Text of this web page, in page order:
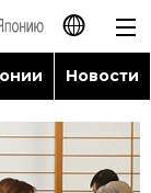
日本語
English
Новости